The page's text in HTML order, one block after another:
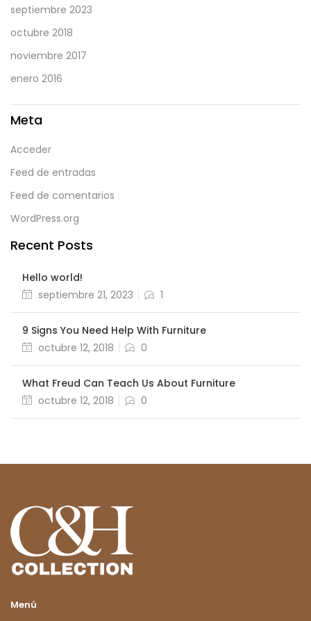
septiembre 2023
octubre 2018
noviembre 2017
enero 2016
Meta
Acceder
Feed de entradas
Feed de comentarios
WordPress.org
Recent Posts
Hello world!
septiembre 21, 2023
1
9 Signs You Need Help With Furniture
octubre 12, 2018
0
What Freud Can Teach Us About Furniture
octubre 12, 2018
0
Menú